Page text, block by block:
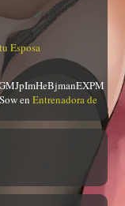
Esposa
enEntrenadora de